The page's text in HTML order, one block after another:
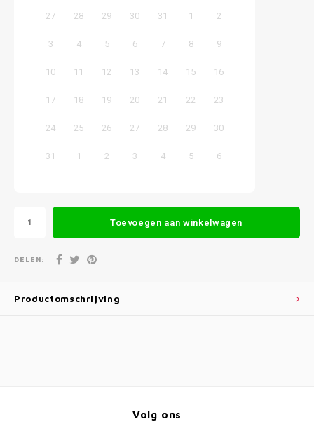
27
28 29 30 31 1 2
3 4 5 6 7 8 9
10 11 12 13 14 15 16
17 18 19 20 21 22 23
24 25 26 27 28 29 30
31 1 2 3 4 5 6
Toevoegen aan winkelwagen
DELEN:
Productomschrijving
Volg ons